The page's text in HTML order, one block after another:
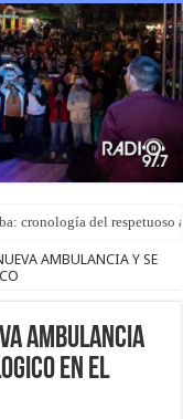
cronología del respetuoso
el que se apoyó a lo largo
AMBULANCIA Y SE
AMBULANCIA
EN EL